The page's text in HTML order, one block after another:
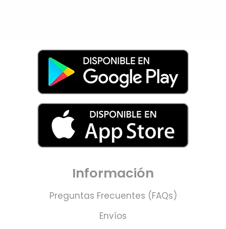
Información
Preguntas Frecuentes (FAQs)
Envíos